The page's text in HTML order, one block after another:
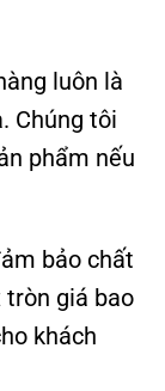
luôn là
Chúng tôi
phẩm nếu
bảo chất
tròn giá bao
khách